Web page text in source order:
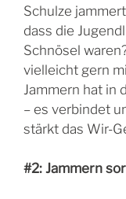
Schulze
dass die
Schnösel
vielleicht gern
Jammern hat in
– es verbindet
stärkt das Wir-
#2: Jammern